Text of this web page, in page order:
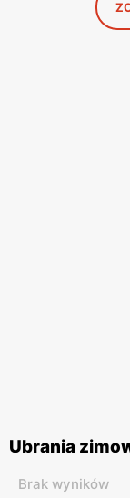
Ubrania
Brak wyników